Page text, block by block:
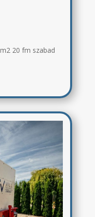
20 fm szabad